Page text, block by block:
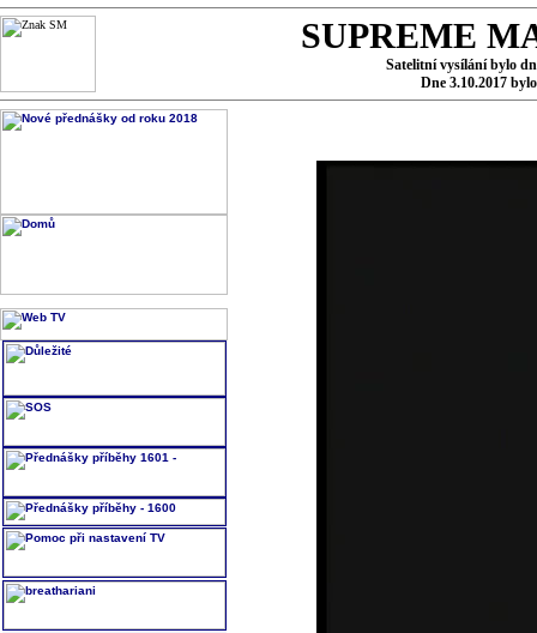
SUPREME
Satelitní vysílání bylo
Dne 3.10.2017